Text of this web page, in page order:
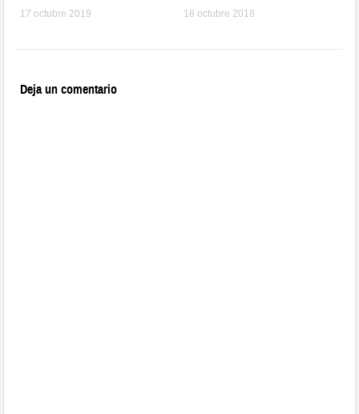
17 octubre 2019 18 octubre 2018
Deja un comentario